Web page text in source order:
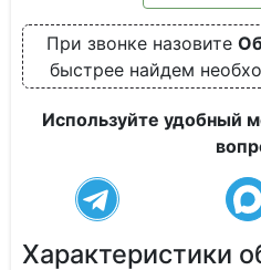
При звонке назовите
быстрее найдем
Используйте удобный
Характеристики